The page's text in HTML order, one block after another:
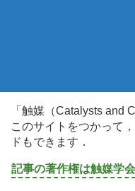
「触媒（Catalysts and
このサイトをつかって
ドもできます．
記事の著作権は触媒学